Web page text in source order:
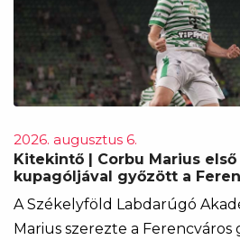
2026. augusztus 6.
Kitekintő | Corbu Marius
kupagóljával győzött a
A Székelyföld Labdarúgó
Marius szerezte a Ferencváros